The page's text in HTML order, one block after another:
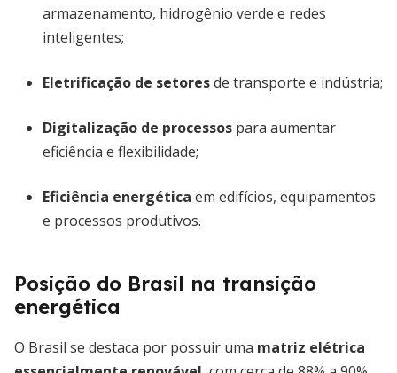
armazenamento, hidrogênio verde e redes
inteligentes;
Eletrificação de setoresde transporte e indústria;
Digitalização de processos para aumentar
eficiência e flexibilidade;
Eficiência energética em edifícios, equipamentos
e processos produtivos.
Posição do Brasil na transição
energética
O Brasil se destaca por possuir uma matriz elétrica